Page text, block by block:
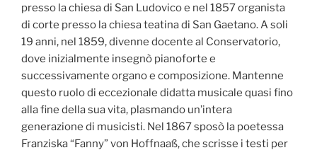
presso la chiesa di San Ludovico e nel 1857 organista
di corte presso la chiesa teatina di San Gaetano. A soli
19 anni, nel 1859, divenne docente al Conservatorio,
dove inizialmente insegnò pianoforte e
successivamente organo e composizione. Mantenne
questo ruolo di eccezionale didatta musicale quasi fino
alla fine della sua vita, plasmando un’intera
generazione di musicisti. Nel 1867 sposò la poetessa
Franziska “Fanny” von Hoffnaaß, che scrisse i testi per